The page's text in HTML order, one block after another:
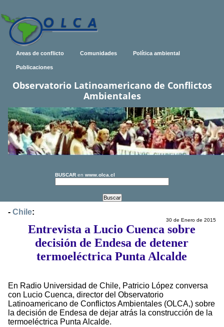
Areas de conflicto Comunidades Política ambiental
Publicaciones
Observatorio Latinoamericano de Conflictos
Ambientales
BUSCAR en www.olca.cl
- Chile:
30 de Enero de 2015
Entrevista a Lucio Cuenca sobre
decisión de Endesa de detener
termoeléctrica Punta Alcalde
En Radio Universidad de Chile, Patricio López conversa
con Lucio Cuenca, director del Observatorio
Latinoamericano de Conflictos Ambientales (OLCA,) sobre
la decisión de Endesa de dejar atrás la construcción de la
termoeléctrica Punta Alcalde.